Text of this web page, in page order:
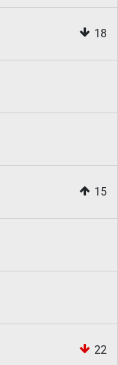
18
15
22